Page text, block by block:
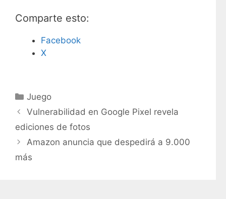
Comparte esto:
Facebook
X
C
a
e
g
o
Juego
Vulnerabilidad en Google Pixel revela
ediciones de fotos
Amazon anuncia que despedirá a 9.000
más